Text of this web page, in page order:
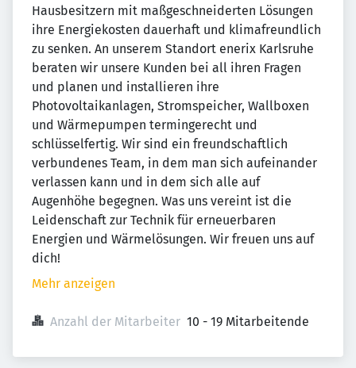
Hausbesitzern mit maßgeschneiderten Lösungen
ihre Energiekosten dauerhaft und klimafreundlich
zu senken. An unserem Standort enerix Karlsruhe
beraten wir unsere Kunden bei all ihren Fragen
und planen und installieren ihre
Photovoltaikanlagen, Stromspeicher, Wallboxen
und Wärmepumpen termingerecht und
schlüsselfertig. Wir sind ein freundschaftlich
verbundenes Team, in dem man sich aufeinander
verlassen kann und in dem sich alle auf
Augenhöhe begegnen. Was uns vereint ist die
Leidenschaft zur Technik für erneuerbaren
Energien und Wärmelösungen. Wir freuen uns auf
dich!
Mehr anzeigen
Anzahl der Mitarbeiter 10 - 19 Mitarbeitende